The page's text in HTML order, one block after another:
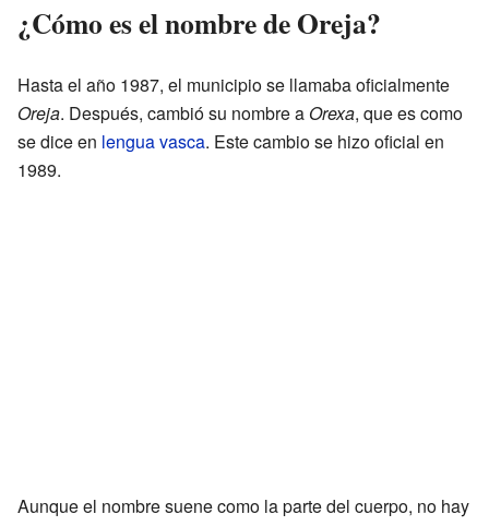
¿Cómo es el nombre de Oreja?
Hasta el año 1987, el municipio se llamaba oficialmente
Oreja. Después, cambió su nombre a Orexa, que es como
se dice en lengua vasca. Este cambio se hizo oficial en
1989.
Aunque el nombre suene como la parte del cuerpo, no hay